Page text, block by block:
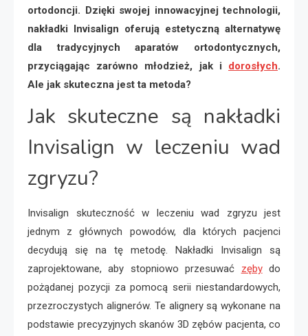
ortodoncji. Dzięki swojej innowacyjnej technologii,
nakładki Invisalign oferują estetyczną alternatywę
dla tradycyjnych aparatów ortodontycznych,
przyciągając zarówno młodzież, jak i dorosłych.
Ale jak skuteczna jest ta metoda?
Jak skuteczne są nakładki
Invisalign w leczeniu wad
zgryzu?
Invisalign skuteczność w leczeniu wad zgryzu jest
jednym z głównych powodów, dla których pacjenci
decydują się na tę metodę. Nakładki Invisalign są
zaprojektowane, aby stopniowo przesuwać zębydo
pożądanej pozycji za pomocą serii niestandardowych,
przezroczystych alignerów. Te alignery są wykonane na
podstawie precyzyjnych skanów 3D zębów pacjenta, co